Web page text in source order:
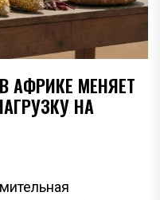
АФРИКЕ МЕНЯЕТ
НА